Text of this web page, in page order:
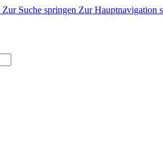
Zur Suche springen Zur Hauptnavigation